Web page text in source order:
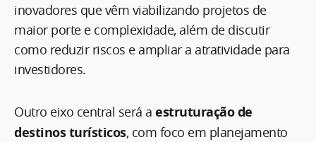
inovadores que vêm viabilizando projetos de
maior porte e complexidade, além de discutir
como reduzir riscos e ampliar a atratividade para
investidores.
Outro eixo central será a estruturação de
destinos turísticos, com foco em planejamento